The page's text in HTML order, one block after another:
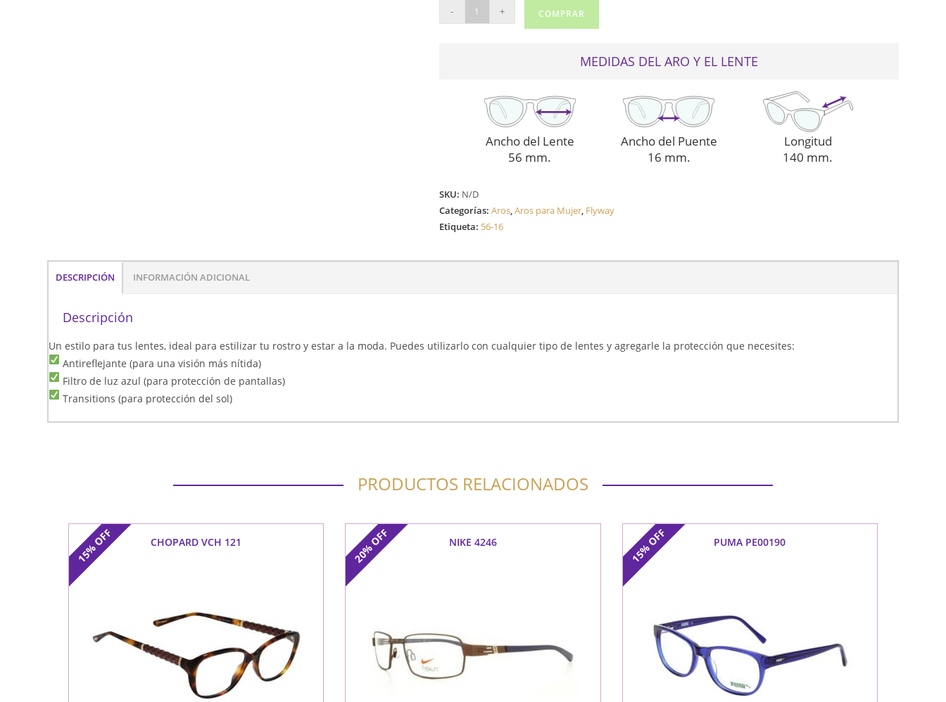
2105
- + COMPRAR
MEDIDAS DEL ARO Y EL LENTE
Ancho del Lente
56 mm.
Ancho del Puente
16 mm.
Longitud
140 mm.
SKU: N/D
Categorías: Aros,Aros para Mujer, Flyway
Etiqueta: 56-16
DESCRIPCIÓN INFORMACIÓN ADICIONAL
Descripción
Un estilo para tus lentes, ideal para estilizar tu rostro y estar a la moda. Puedes utilizarlo con cualquier tipo de lentes y agregarle la protección que necesites:
Antireflejante (para una visión más nítida)
Filtro de luz azul (para protección de pantallas)
Transitions (para protección del sol)
PRODUCTOS RELACIONADOS
15%
OFF CHOPARD VCH 121 20%
OFF NIKE 4246 15%
OFF PUMA PE00190